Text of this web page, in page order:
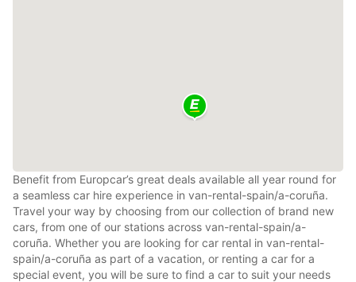
Benefit from Europcar’s great deals available all year round for
a seamless car hire experience in van-rental-spain/a-coruña.
Travel your way by choosing from our collection of brand new
cars, from one of our stations across van-rental-spain/a-
coruña. Whether you are looking for car rental in van-rental-
spain/a-coruña as part of a vacation, or renting a car for a
special event, you will be sure to find a car to suit your needs